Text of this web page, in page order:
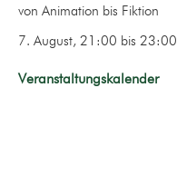
von Animation bis Fiktion
7. August, 21:00 bis 23:00
Veranstaltungskalender